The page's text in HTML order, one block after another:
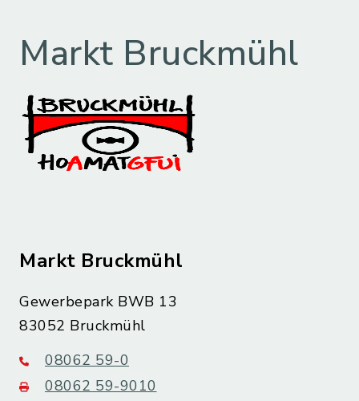
Markt Bruckmühl
Markt Bruckmühl
Gewerbepark BWB 13
83052 Bruckmühl
08062 59-0
08062 59-9010